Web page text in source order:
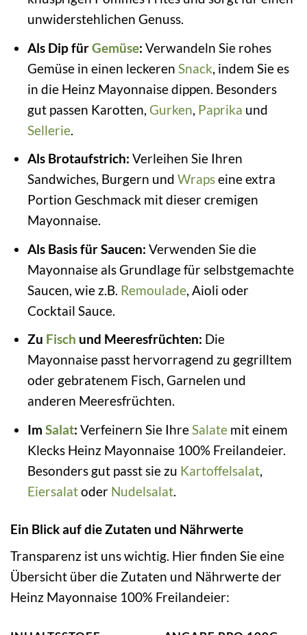
unwiderstehlichen Genuss.
Als Dip fürGemüse: Verwandeln Sie rohes
Gemüse in einen leckeren Snack, indem Sie es
in die Heinz Mayonnaise dippen. Besonders
gut passen Karotten, Gurken, Paprika und
Sellerie.
Als Brotaufstrich: Verleihen Sie Ihren
Sandwiches, Burgern und Wrapseine extra
Portion Geschmack mit dieser cremigen
Mayonnaise.
Als Basis für Saucen: Verwenden Sie die
Mayonnaise als Grundlage für selbstgemachte
Saucen, wie z.B. Remoulade, Aioli oder
Cocktail Sauce.
Zu Fisch und Meeresfrüchten: Die
Mayonnaise passt hervorragend zu gegrilltem
oder gebratenem Fisch, Garnelen und
anderen Meeresfrüchten.
Im Salat: Verfeinern Sie IhreSalatemit einem
Klecks Heinz Mayonnaise 100% Freilandeier.
Besonders gut passt sie zu Kartoffelsalat,
Eiersalatoder Nudelsalat.
Ein Blick auf die Zutaten und Nährwerte
Transparenz ist uns wichtig. Hier finden Sie eine
Übersicht über die Zutaten und Nährwerte der
Heinz Mayonnaise 100% Freilandeier: